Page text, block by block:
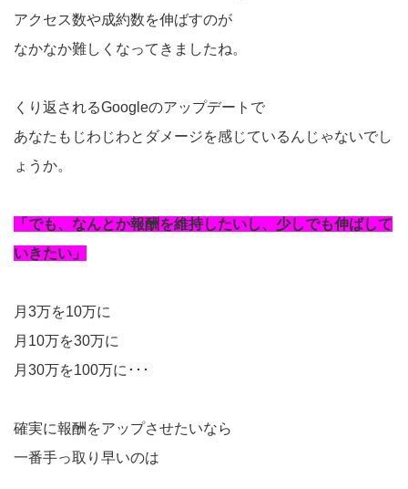
アクセス数や成約数を伸ばすのが
なかなか難しくなってきましたね。
くり返されるGoogleのアップデートで
あなたもじわじわとダメージを感じているんじゃないでし
ょうか。
「でも、なんとか報酬を維持したいし、少しでも伸ばして
いきたい」
月3万を10万に
月10万を30万に
月30万を100万に･･･
確実に報酬をアップさせたいなら
一番手っ取り早いのは